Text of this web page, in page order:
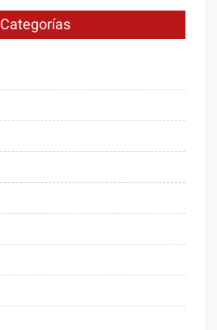
Categorías